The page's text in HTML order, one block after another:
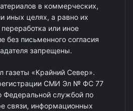
в коммерческих,
иных целях, а равно их
или иное
без письменного согласия
запрещены.
газеты «Крайний Север».
СМИ Эл № ФС 77
Федеральной службой по
связи, информационных